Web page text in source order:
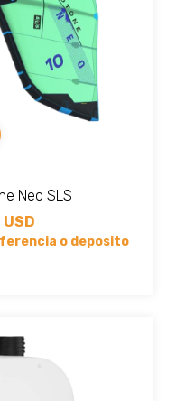
Neo SLS
o deposito